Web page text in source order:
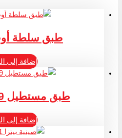
طبق سلطة
إضافة إلى
طبق مستطيل 29×24 سم
إضافة إلى